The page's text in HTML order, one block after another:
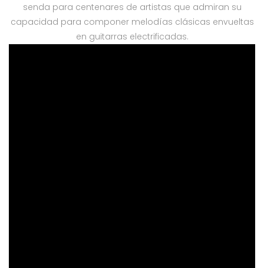
senda para centenares de artistas que admiran su
capacidad para componer melodías clásicas envueltas
en guitarras electrificadas.